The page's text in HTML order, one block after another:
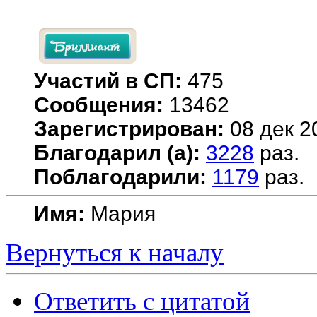
Участий в СП: 475
Сообщения: 13462
Зарегистрирован: 08 дек
Благодарил (а): 3228 раз.
Поблагодарили: 1179 раз.
Имя: Мария
Вернуться к началу
Ответить с цитатой